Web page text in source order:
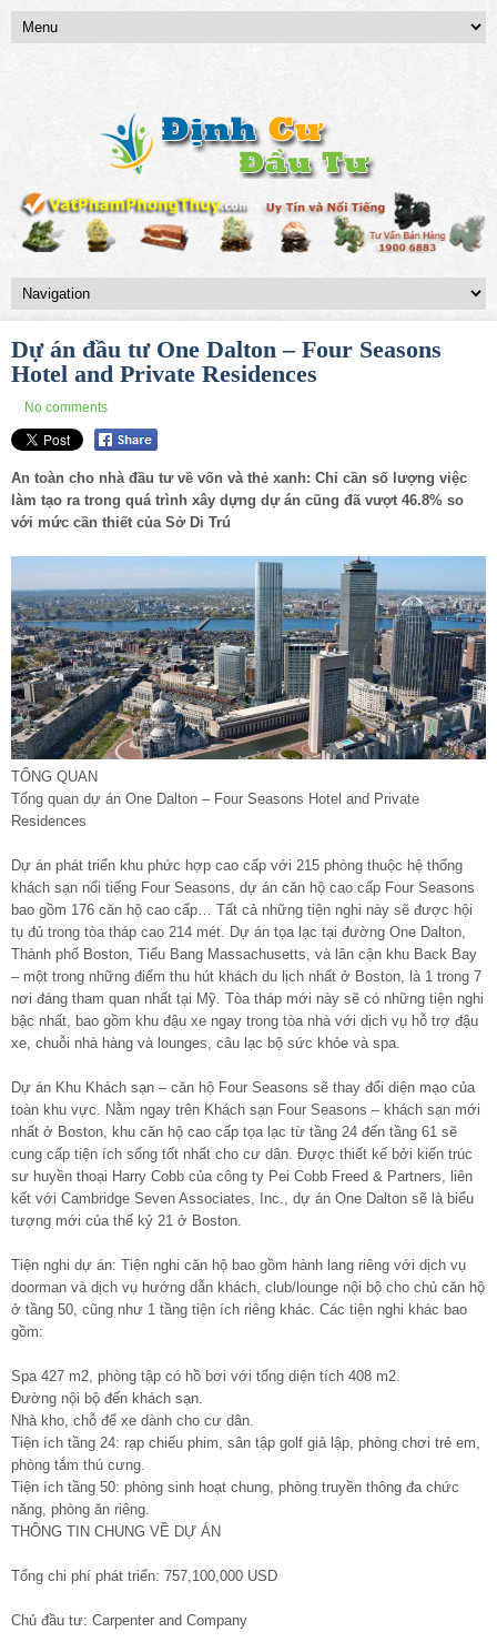
Dự án đầu tư One Dalton – Four Seasons
Hotel and Private Residences
No comments
An toàn cho nhà đầu tư về vốn và thẻ xanh: Chỉ cần số lượng việc
làm tạo ra trong quá trình xây dựng dự án cũng đã vượt 46.8% so
với mức cần thiết của Sở Di Trú
TỔNG QUAN
Tổng quan dự án One Dalton – Four Seasons Hotel and Private
Residences
Dự án phát triển khu phức hợp cao cấp với 215 phòng thuộc hệ thống
khách sạn nổi tiếng Four Seasons, dự án căn hộ cao cấp Four Seasons
bao gồm 176 căn hộ cao cấp… Tất cả những tiện nghi này sẽ được hội
tụ đủ trong tòa tháp cao 214 mét. Dự án tọa lạc tại đường One Dalton,
Thành phố Boston, Tiểu Bang Massachusetts, và lân cận khu Back Bay
– một trong những điểm thu hút khách du lịch nhất ở Boston, là 1 trong 7
nơi đáng tham quan nhất tại Mỹ. Tòa tháp mới này sẽ có những tiện nghi
bậc nhất, bao gồm khu đậu xe ngay trong tòa nhà với dịch vụ hỗ trợ đậu
xe, chuỗi nhà hàng và lounges, câu lạc bộ sức khỏe và spa.
Dự án Khu Khách sạn – căn hộ Four Seasons sẽ thay đổi diện mạo của
toàn khu vực. Nằm ngay trên Khách sạn Four Seasons – khách sạn mới
nhất ở Boston, khu căn hộ cao cấp tọa lạc từ tầng 24 đến tầng 61 sẽ
cung cấp tiện ích sống tốt nhất cho cư dân. Được thiết kế bởi kiến trúc
sư huyền thoại Harry Cobb của công ty Pei Cobb Freed & Partners, liên
kết với Cambridge Seven Associates, Inc., dự án One Dalton sẽ là biểu
tượng mới của thế kỷ 21 ở Boston.
Tiện nghi dự án: Tiện nghi căn hộ bao gồm hành lang riêng với dịch vụ
doorman và dịch vụ hướng dẫn khách, club/lounge nội bộ cho chủ căn hộ
ở tầng 50, cũng như 1 tầng tiện ích riêng khác. Các tiện nghi khác bao
gồm:
Spa 427 m2, phòng tập có hồ bơi với tổng diện tích 408 m2.
Đường nội bộ đến khách sạn.
Nhà kho, chỗ để xe dành cho cư dân.
Tiện ích tầng 24: rạp chiếu phim, sân tập golf giả lập, phòng chơi trẻ em,
phòng tắm thú cưng.
Tiện ích tầng 50: phòng sinh hoạt chung, phòng truyền thông đa chức
năng, phòng ăn riêng.
THÔNG TIN CHUNG VỀ DỰ ÁN
Tổng chi phí phát triển: 757,100,000 USD
Chủ đầu tư: Carpenter and Company